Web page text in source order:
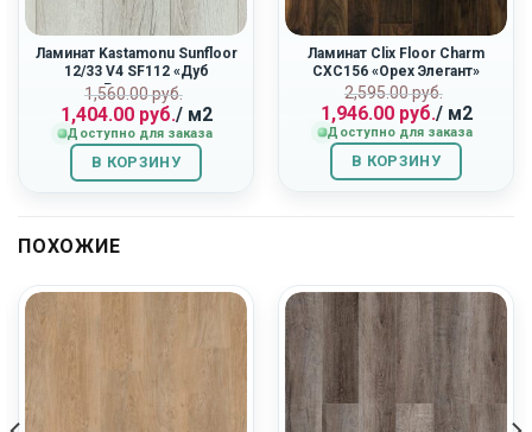
Ламинат Kastamonu Sunfloor
12/33 V4 SF112 «Дуб
Ривьера»
1,560.00руб.
Первоначальная
цена
составляла
1,560.00
руб..
1,404.00руб.
Текущая
цена:
1,404.00
руб..
/ м2
Доступно для заказа
В КОРЗИНУ
Ламинат Clix Floor Charm
CXC156 «Орех Элегант»
2,595.00руб.
цена
составляла
2,595.00
руб..
1,946.00руб.
Текущая
цена:
1,946.00
руб..
/ м2
Доступно для заказа
В КОРЗИНУ
ПОХОЖИЕ